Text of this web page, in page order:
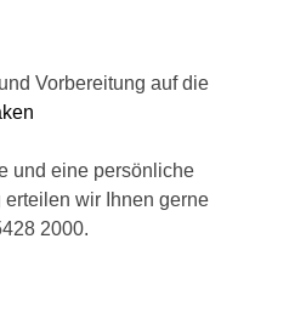
Vorbereitung auf die
und eine persönliche
erteilen wir Ihnen gerne
2000.